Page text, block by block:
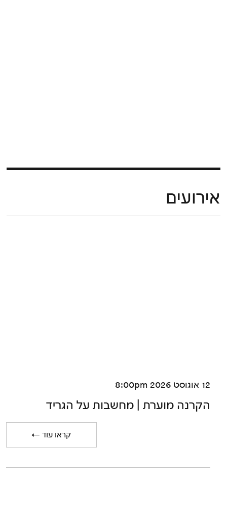
אירועים
12 אוגוסט 2026 8:00pm
הקרנה מוערת | מחשבות על הגריד
← קראו עוד